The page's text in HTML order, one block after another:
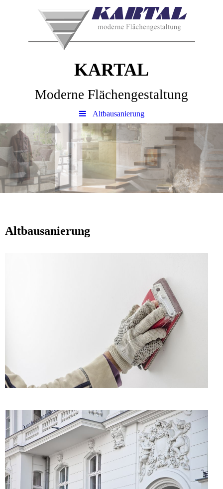
KARTAL
Moderne Flächengestaltung
Altbausanierung
Altbausanierung